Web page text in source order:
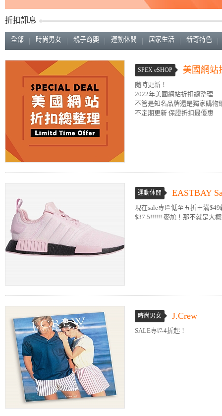
折扣訊息
全部 時尚男女 親子育嬰 運動休閒 居家生活 新奇特色
SPEX eSHOP 美國網站
隨時更新！
2022年美國網站折扣總整理
不管是知名品牌還是獨家購物
不定期更新 保證折扣最優惠
運動休閒 EASTBAY
現在sale專區低至五折＋滿
$37.5!!!!!! 麥尬！那不就是大
時尚男女 J.Crew
SALE專區4折起！